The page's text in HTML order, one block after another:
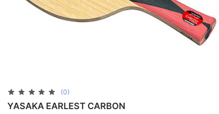
(0)
YASAKA EARLEST CARBON